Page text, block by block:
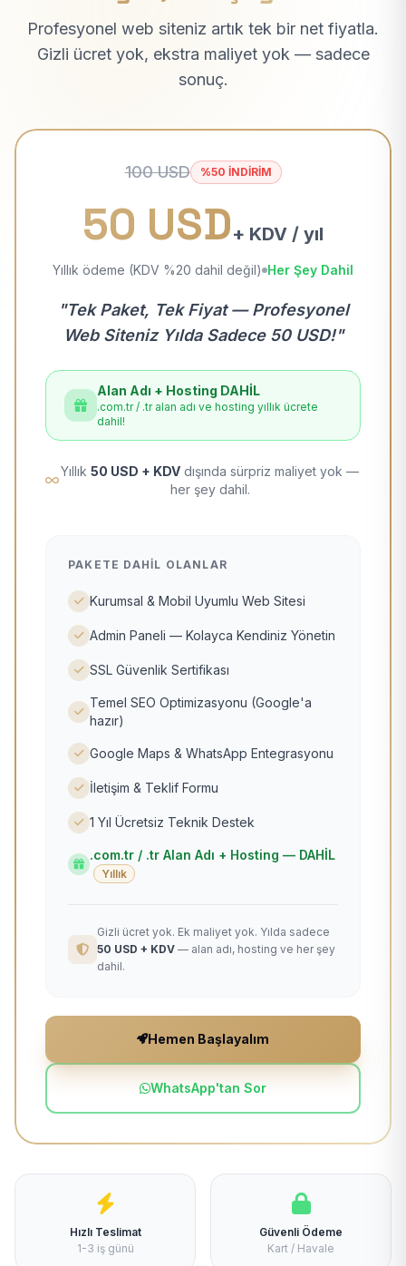
Profesyonel web siteniz artık tek bir net fiyatla.
Gizli ücret yok, ekstra maliyet yok — sadece
sonuç.
100 USD %50 İNDİRİM
50 USD+ KDV / yıl
Yıllık ödeme (KDV %20 dahil değil) Her Şey Dahil
"Tek Paket, Tek Fiyat — Profesyonel
Web Siteniz Yılda Sadece 50 USD!"
Alan Adı + Hosting DAHİL
.com.tr / .tr alan adı ve hosting yıllık ücrete
dahil!
Yıllık 50 USD + KDV dışında sürpriz maliyet yok —
her şey dahil.
PAKETE DAHIL OLANLAR
Kurumsal & Mobil Uyumlu Web Sitesi
Admin Paneli — Kolayca Kendiniz Yönetin
SSL Güvenlik Sertifikası
Temel SEO Optimizasyonu (Google'a
hazır)
Google Maps & WhatsApp Entegrasyonu
İletişim & Teklif Formu
1 Yıl Ücretsiz Teknik Destek
.com.tr / .tr Alan Adı + Hosting — DAHİL
Yıllık
Gizli ücret yok. Ek maliyet yok. Yılda sadece
50 USD + KDV — alan adı, hosting ve her şey
dahil.
Hemen Başlayalım
WhatsApp'tan Sor
Hızlı Teslimat
1-3 iş günü
Güvenli Ödeme
Kart / Havale